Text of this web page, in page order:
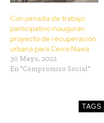
Con jornada de trabajo
participativo inauguran
proyecto de recuperación
urbana para Cerro Navia
30 Mayo, 2022
En "Compromiso Social"
TAGS